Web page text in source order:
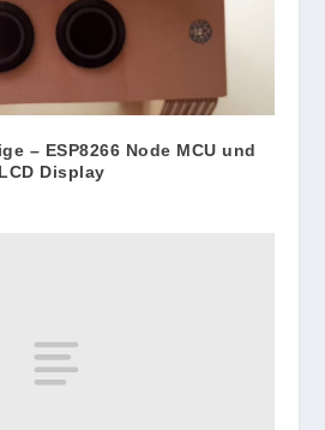
– ESP8266 Node MCU und
Display